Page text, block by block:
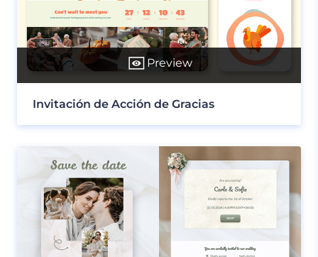
Preview
Invitación de Acción de Gracias